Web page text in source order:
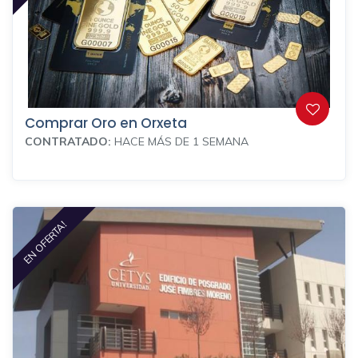
Comprar Oro en Orxeta
CONTRATADO: HACE MÁS DE 1 SEMANA
EN OFERTA!